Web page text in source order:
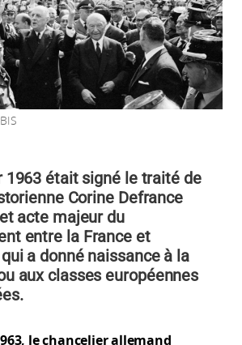
1963 était signé le traité de
Corine Defrance
acte majeur du
entre la France et
qui a donné naissance à la
aux classes européennes
le chancelier allemand